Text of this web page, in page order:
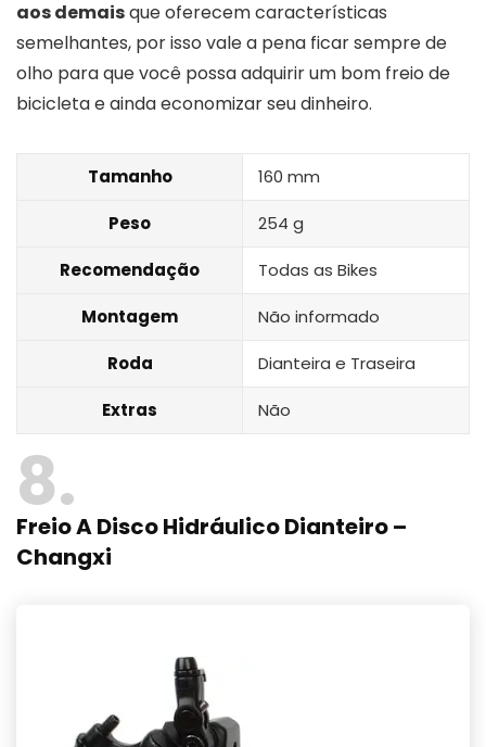
aos demaisque oferecem características
semelhantes, por isso vale a pena ficar sempre de
olho para que você possa adquirir um bom freio de
bicicleta e ainda economizar seu dinheiro.
Tamanho 160 mm
Peso 254 g
Recomendação Todas as Bikes
Montagem Não informado
Roda Dianteira e Traseira
Extras Não
8
Freio A Disco Hidráulico Dianteiro –
Changxi